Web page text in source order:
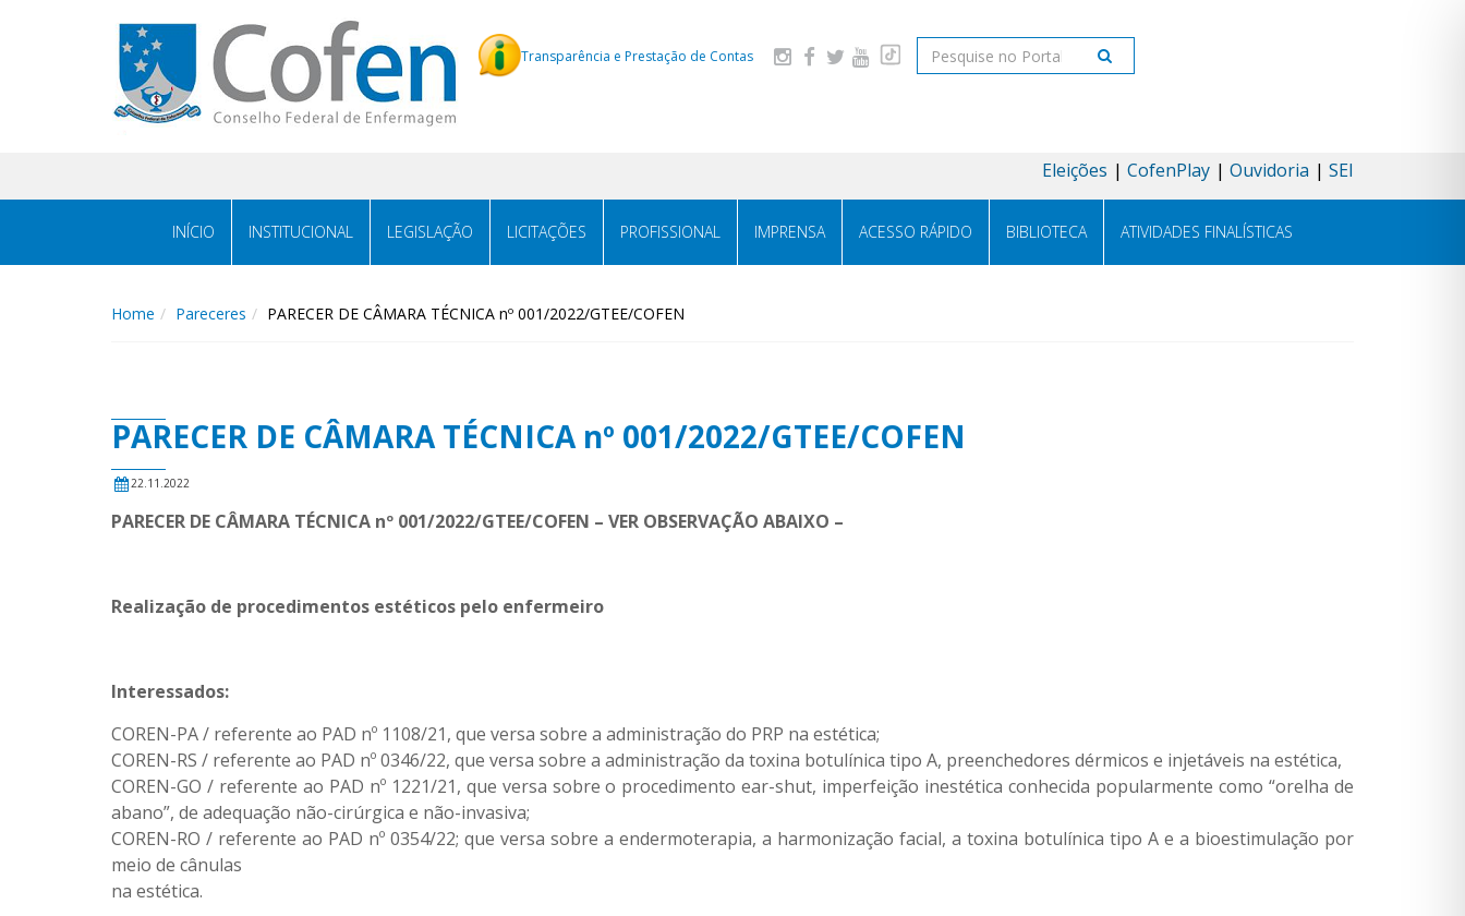
Transparência e Prestação de Contas Pesquisar
Eleições CofenPlay Ouvidoria SEI
INÍCIO INSTITUCIONAL LEGISLAÇÃO LICITAÇÕES PROFISSIONAL IMPRENSA ACESSO RÁPIDO BIBLIOTECA ATIVIDADES FINALÍSTICAS
Home Pareceres PARECER DE CÂMARA TÉCNICA nº 001/2022/GTEE/COFEN
PARECER DE CÂMARA TÉCNICA nº 001/2022/GTEE/COFEN
22.11.2022
PARECER DE CÂMARA TÉCNICA nº 001/2022/GTEE/COFEN – VER OBSERVAÇÃO ABAIXO –
Realização de procedimentos estéticos pelo enfermeiro
Interessados:
COREN-PA / referente ao PAD nº 1108/21, que versa sobre a administração do PRP na estética;
COREN-RS / referente ao PAD nº 0346/22, que versa sobre a administração da toxina botulínica tipo A, preenchedores dérmicos e injetáveis na estética,
COREN-GO / referente ao PAD nº 1221/21, que versa sobre o procedimento ear-shut, imperfeição inestética conhecida popularmente como “orelha de
abano”, de adequação não-cirúrgica e não-invasiva;
COREN-RO / referente ao PAD nº 0354/22; que versa sobre a endermoterapia, a harmonização facial, a toxina botulínica tipo A e a bioestimulação por
meio de cânulas
na estética.